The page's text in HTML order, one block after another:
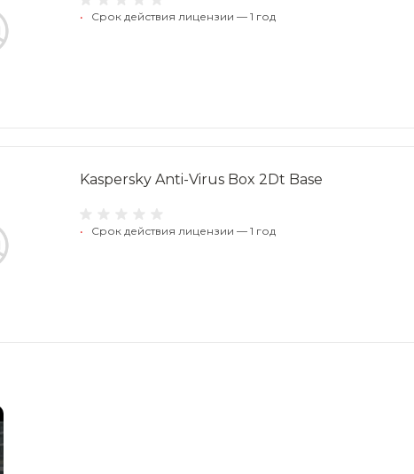
• Срок действия лицензии — 1 год
Kaspersky Anti-Virus Box 2Dt Base
• Срок действия лицензии — 1 год